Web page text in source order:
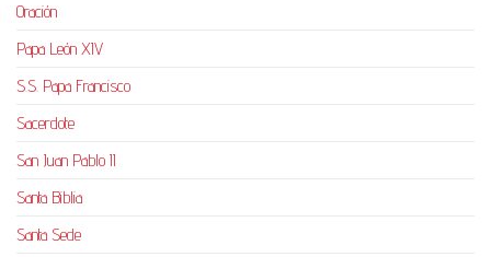
Oración
Papa León XIV
S.S. Papa Francisco
Sacerdote
San Juan Pablo II
Santa Biblia
Santa Sede